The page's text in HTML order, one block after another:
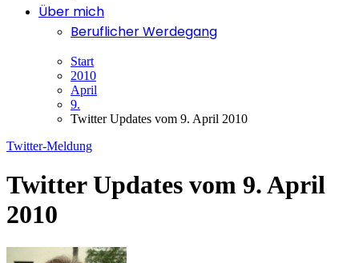
Über mich
Beruflicher Werdegang
Start
2010
April
9.
Twitter Updates vom 9. April 2010
Twitter-Meldung
Twitter Updates vom 9. April
2010